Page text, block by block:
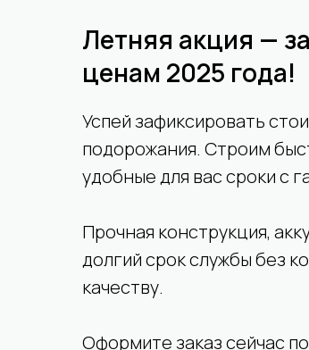
Летняя акция —
ценам 2025 года!
Успей зафиксировать
подорожания. Строим
удобные для вас сроки с
Прочная конструкция,
долгий срок службы без
качеству.
Оформите заказ сейчас